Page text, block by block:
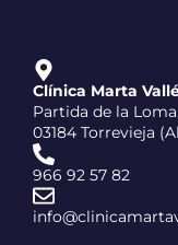
Clínica Marta
Partida de la
03184 Torrevieja
966 92 57 82